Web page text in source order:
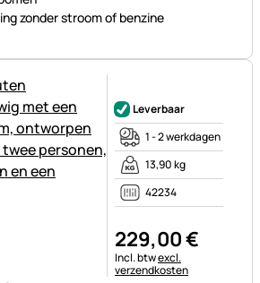
zonder stroom of benzine
Leverbaar
1 - 2 werkdagen
13,90 kg
42234
229,00€
Belastinginformatie:
Incl. btwexcl.
verzendkosten